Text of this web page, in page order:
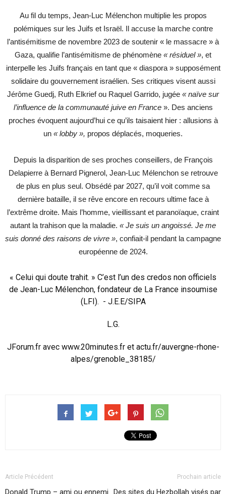
Au fil du temps, Jean-Luc Mélenchon multiplie les propos
polémiques sur les Juifs et Israël. Il accuse la marche contre
l’antisémitisme de novembre 2023 de soutenir « le massacre » à
Gaza, qualifie l’antisémitisme de phénomène « résiduel », et
interpelle les Juifs français en tant que « diaspora » supposément
solidaire du gouvernement israélien. Ses critiques visent aussi
Jérôme Guedj, Ruth Elkrief ou Raquel Garrido, jugée « naïve sur
l’influence de la communauté juive en France». Des anciens
proches évoquent aujourd’hui ce qu’ils taisaient hier : allusions à
un « lobby », propos déplacés, moqueries.
Depuis la disparition de ses proches conseillers, de François
Delapierre à Bernard Pignerol, Jean-Luc Mélenchon se retrouve
de plus en plus seul. Obsédé par 2027, qu’il voit comme sa
dernière bataille, il se rêve encore en recours ultime face à
l’extrême droite. Mais l’homme, vieillissant et paranoïaque, craint
autant la trahison que la maladie. « Je suis un angoissé. Je me
suis donné des raisons de vivre », confiait-il pendant la campagne
européenne de 2024.
« Celui qui doute trahit. » C’est l’un des credos non officiels
de Jean-Luc Mélenchon, fondateur de La France insoumise
(LFI). - J.E.E/SIPA
L.G.
JForum.fr avec www.20minutes.fret actu.fr/auvergne-rhone-
alpes/grenoble_38185/
Article Précédent
Donald Trump – ami ou ennemi
Prochain article
Des sites du Hezbollah visés par